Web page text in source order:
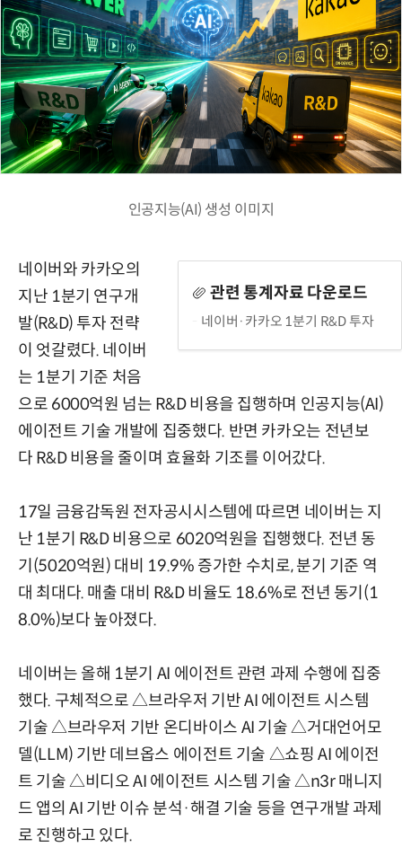
인공지능(AI) 생성 이미지
관련 통계자료 다운로드
네이버·카카오 1분기 R&D 투자
네이버와 카카오의
지난 1분기 연구개
발(R&D) 투자 전략
이 엇갈렸다. 네이버
는 1분기 기준 처음
으로 6000억원 넘는 R&D 비용을 집행하며 인공지능(AI)
에이전트 기술 개발에 집중했다. 반면 카카오는 전년보
다 R&D 비용을 줄이며 효율화 기조를 이어갔다.
17일 금융감독원 전자공시시스템에 따르면 네이버는 지
난 1분기 R&D 비용으로 6020억원을 집행했다. 전년 동
기(5020억원) 대비 19.9% 증가한 수치로, 분기 기준 역
대 최대다. 매출 대비 R&D 비율도 18.6%로 전년 동기(1
8.0%)보다 높아졌다.
네이버는 올해 1분기 AI 에이전트 관련 과제 수행에 집중
했다. 구체적으로 △브라우저 기반 AI 에이전트 시스템
기술 △브라우저 기반 온디바이스 AI 기술 △거대언어모
델(LLM) 기반 데브옵스 에이전트 기술 △쇼핑 AI 에이전
트 기술 △비디오 AI 에이전트 시스템 기술 △n3r 매니지
드 앱의 AI 기반 이슈 분석·해결 기술 등을 연구개발 과제
로 진행하고 있다.